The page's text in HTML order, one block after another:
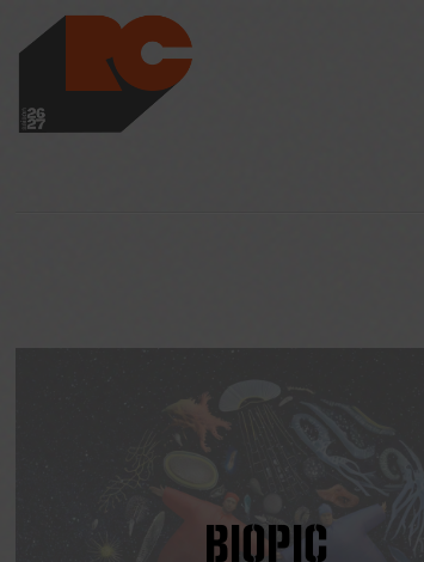
LES RICHES-
BIOPIC